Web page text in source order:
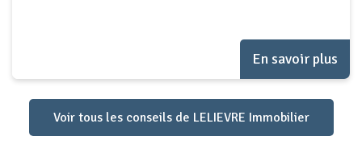
En savoir plus
Voir tous les conseils de LELIEVRE Immobilier